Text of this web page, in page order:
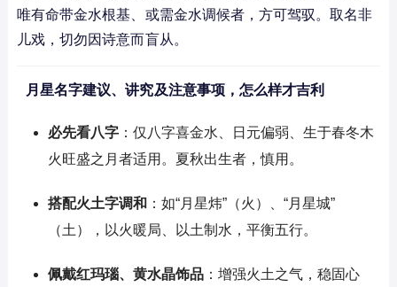
唯有命带金水根基、或需金水调候者，方可驾驭。取名非
儿戏，切勿因诗意而盲从。
月星名字建议、讲究及注意事项，怎么样才吉利
必先看八字：仅八字喜金水、日元偏弱、生于春冬木
火旺盛之月者适用。夏秋出生者，慎用。
搭配火土字调和 ：如“月星炜”（火）、“月星城”
（土），以火暖局、以土制水，平衡五行。
佩戴红玛瑙、黄水晶饰品：增强火土之气，稳固心